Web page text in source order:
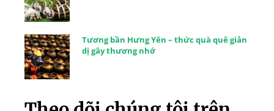
Tương bần Hưng Yên – thức quà quê giản
dị gây thương nhớ